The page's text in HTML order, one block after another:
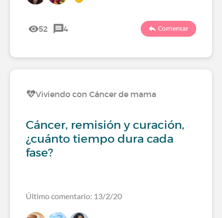
52 4 Comentar
Viviendo con Cáncer de mama
Cáncer, remisión y curación,
¿cuánto tiempo dura cada
fase?
Último comentario: 13/2/20